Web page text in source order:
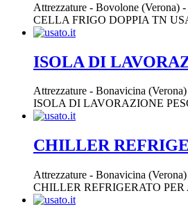
Attrezzature - Bovolone (Verona) -
CELLA FRIGO DOPPIA TN
ISOLA DI
Attrezzature - Bonavicina (Verona)
ISOLA DI LAVORAZIONE
CHILLER
Attrezzature - Bonavicina (Verona)
CHILLER REFRIGERATO PER